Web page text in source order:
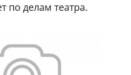
по делам театра.